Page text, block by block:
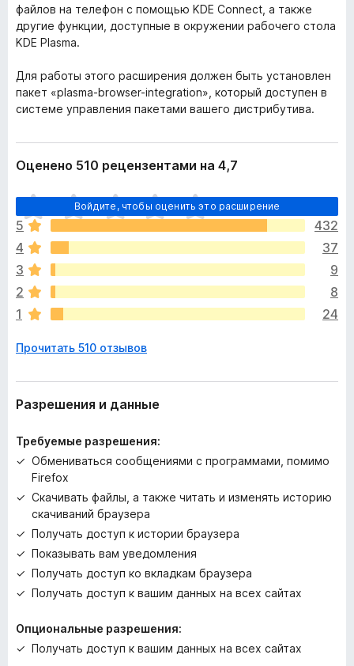
файлов на телефон с помощью KDE Connect, а также
другие функции, доступные в окружении рабочего стола
KDE Plasma.
Для работы этого расширения должен быть установлен
пакет «plasma-browser-integration», который доступен в
системе управления пакетами вашего дистрибутива.
Оценено 510 рецензентами на 4,7
Войдите, чтобы оценить это расширение
О
ц
е
н
о
к
п
о
а
е
т
5
432
4
37
3
9
2
8
1
24
Прочитать 510 отзывов
Разрешения и данные
Требуемые разрешения:
Обмениваться сообщениями с программами, помимо
Firefox
Скачивать файлы, а также читать и изменять историю
скачиваний браузера
Получать доступ к истории браузера
Показывать вам уведомления
Получать доступ ко вкладкам браузера
Получать доступ к вашим данных на всех сайтах
Опциональные разрешения:
Получать доступ к вашим данных на всех сайтах